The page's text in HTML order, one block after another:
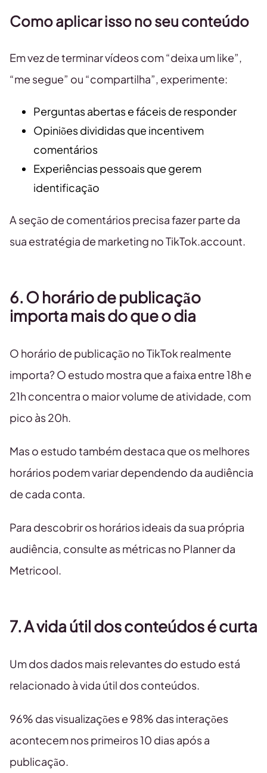
Como aplicar isso no seu conteúdo
Em vez de terminar vídeos com “deixa um like”,
“me segue” ou “compartilha”, experimente:
Perguntas abertas e fáceis de responder
Opiniões divididas que incentivem
comentários
Experiências pessoais que gerem
identificação
A seção de comentários precisa fazer parte da
sua estratégia de marketing no TikTok.account.
6. O horário de publicação
importa mais do que o dia
O horário de publicação no TikTok realmente
importa? O estudo mostra que a faixa entre 18h e
21h concentra o maior volume de atividade, com
pico às 20h.
Mas o estudo também destaca que os melhores
horários podem variar dependendo da audiência
de cada conta.
Para descobrir os horários ideais da sua própria
audiência, consulte as métricas no Planner da
Metricool.
7.A vida útil dos conteúdos é curta
Um dos dados mais relevantes do estudo está
relacionado à vida útil dos conteúdos.
96% das visualizações e 98% das interações
acontecem nos primeiros 10 dias após a
publicação.